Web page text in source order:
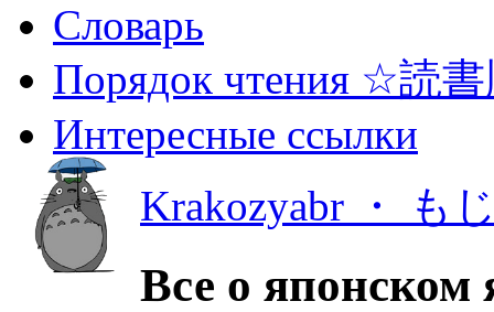
Словарь
Порядок чтения ☆読
Интересные ссылки
Krakozyabr ・ も
Все о японском